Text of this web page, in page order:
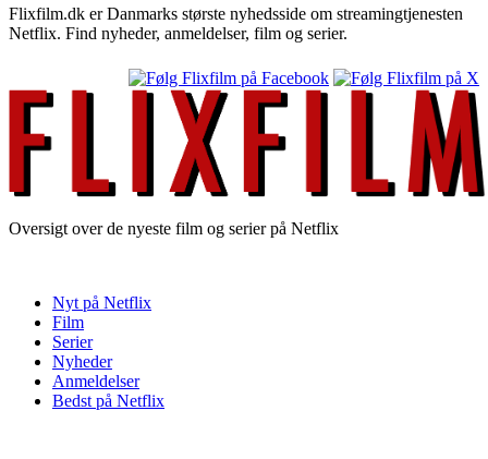
Flixfilm.dk er Danmarks største nyhedsside om streamingtjenesten
Netflix. Find nyheder, anmeldelser, film og serier.
Oversigt over de nyeste film og serier på Netflix
Nyt på Netflix
Film
Serier
Nyheder
Anmeldelser
Bedst på Netflix